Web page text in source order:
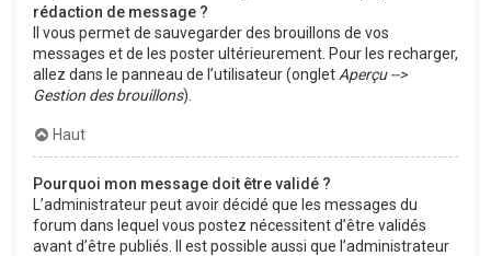
rédaction de message ?
Il vous permet de sauvegarder des brouillons de vos
messages et de les poster ultérieurement. Pour les recharger,
allez dans le panneau de l’utilisateur (onglet Aperçu -->
Gestion des brouillons).
Haut
Pourquoi mon message doit être validé ?
L’administrateur peut avoir décidé que les messages du
forum dans lequel vous postez nécessitent d’être validés
avant d’être publiés. Il est possible aussi que l’administrateur